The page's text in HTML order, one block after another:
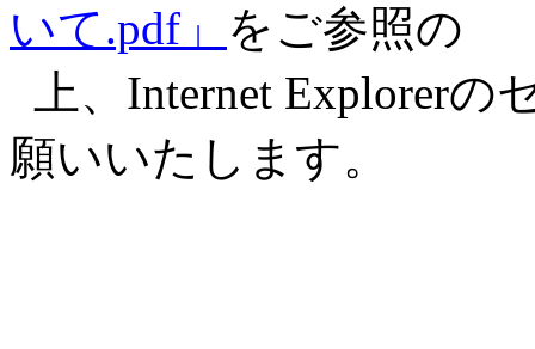
いて.pdf」 をご参照の
上、Internet Explorer
願いいたします。